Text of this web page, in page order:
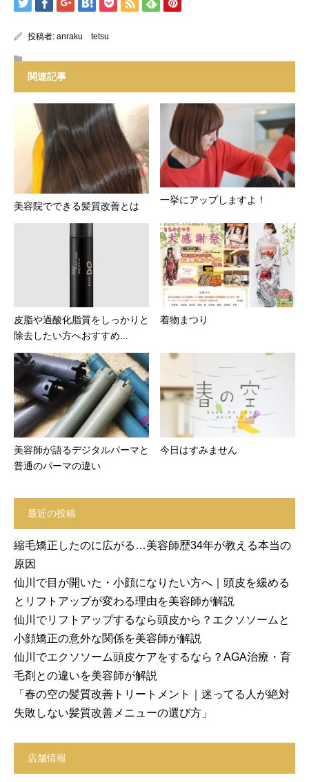
投稿者: anraku tetsu
関連記事
美容院でできる髪質改善とは
一挙にアップしますよ！
皮脂や過酸化脂質をしっかりと
除去したい方へおすすめ...
着物まつり
美容師が語るデジタルパーマと
普通のパーマの違い
今日はすみません
最近の投稿
縮毛矯正したのに広がる…美容師歴34年が教える本当の
原因
仙川で目が開いた・小顔になりたい方へ｜頭皮を緩める
とリフトアップが変わる理由を美容師が解説
仙川でリフトアップするなら頭皮から？エクソソームと
小顔矯正の意外な関係を美容師が解説
仙川でエクソソーム頭皮ケアをするなら？AGA治療・育
毛剤との違いを美容師が解説
「春の空の髪質改善トリートメント｜迷ってる人が絶対
失敗しない髪質改善メニューの選び方」
店舗情報